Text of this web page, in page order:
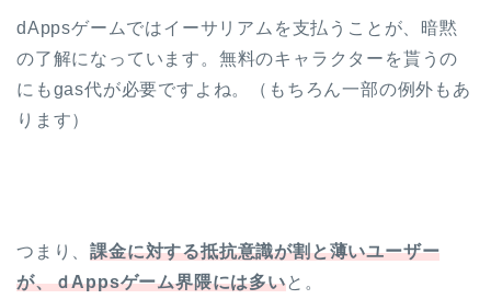
dAppsゲームではイーサリアムを支払うことが、暗黙
の了解になっています。無料のキャラクターを貰うの
にもgas代が必要ですよね。（もちろん一部の例外もあ
ります）
つまり、課金に対する抵抗意識が割と薄いユーザー
が、ｄAppsゲーム界隈には多いと。